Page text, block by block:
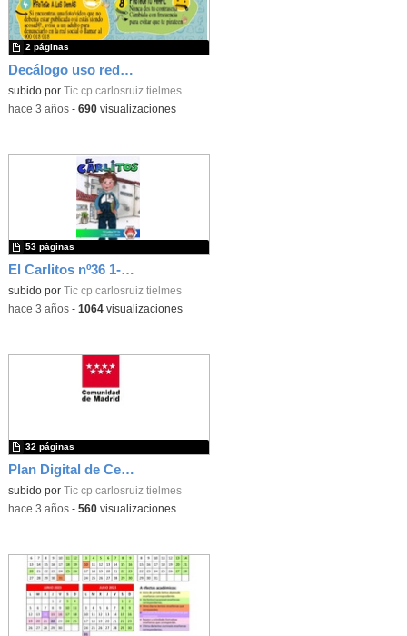
Decálogo uso redes sociales (Tielmes)
subido por Tic cp carlosruiz tielmes
2 páginas
-hace 3 años- 690visualizaciones
El Carlitos nº36 1-2ºTrim 22-23
subido por Tic cp carlosruiz tielmes
53 páginas
-hace 3 años- 1064visualizaciones
Plan Digital de Centro (CARLOS RUIZ)
subido por Tic cp carlosruiz tielmes
32 páginas
-hace 3 años- 560visualizaciones